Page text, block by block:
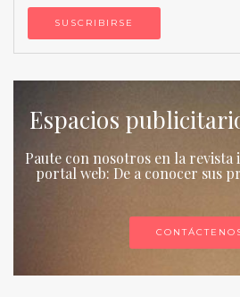
Espacios
Paute con nosotros en la revista
portal web: De a conocer sus